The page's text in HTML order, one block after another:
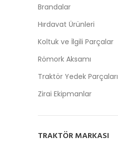
Brandalar
Hırdavat Ürünleri
Koltuk ve İlgili Parçalar
Römork Aksamı
Traktör Yedek Parçaları
Zirai Ekipmanlar
TRAKTÖR MARKASI